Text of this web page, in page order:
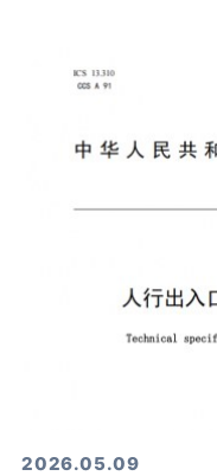
硬核技术筑牢行
2026.05.09